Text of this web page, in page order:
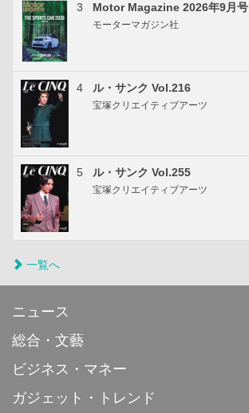
3 Motor Magazine 2026年9月号
モーターマガジン社
4 ル・サンク Vol.216
宝塚クリエイティブアーツ
5 ル・サンク Vol.255
宝塚クリエイティブアーツ
一覧へ
ニュース
総合・文藝
ビジネス・マネー
ガジェット・トレンド